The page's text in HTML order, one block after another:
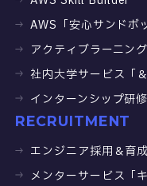
AWS「安心サンドボ
アクティブラーニン
社内大学サービス「
インターンシップ研
RECRUITMENT
エンジニア採用＆育
メンターサービス「